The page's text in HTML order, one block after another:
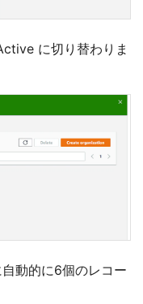
に切り替わりま
動的に6個のレコー